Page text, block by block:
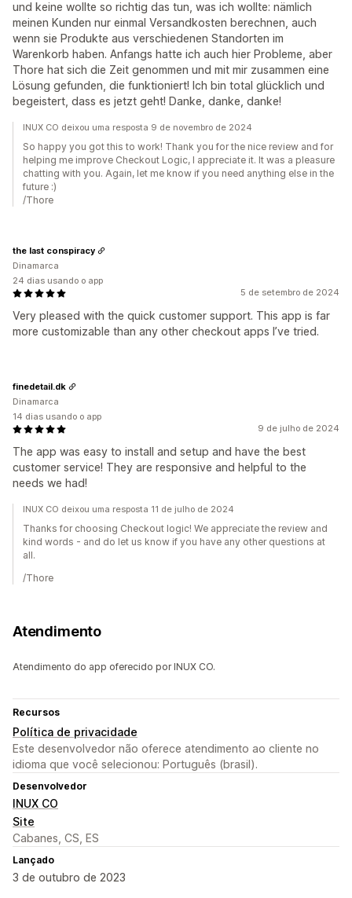
und keine wollte so richtig das tun, was ich wollte: nämlich
meinen Kunden nur einmal Versandkosten berechnen, auch
wenn sie Produkte aus verschiedenen Standorten im
Warenkorb haben. Anfangs hatte ich auch hier Probleme, aber
Thore hat sich die Zeit genommen und mit mir zusammen eine
Lösung gefunden, die funktioniert! Ich bin total glücklich und
begeistert, dass es jetzt geht! Danke, danke, danke!
INUX CO deixou uma resposta 9 de novembro de 2024
So happy you got this to work! Thank you for the nice review and for
helping me improve Checkout Logic, I appreciate it. It was a pleasure
chatting with you. Again, let me know if you need anything else in the
future :)
/Thore
5 de setembro de 2024
Very pleased with the quick customer support. This app is far
more customizable than any other checkout apps I’ve tried.
the last conspiracy
Dinamarca
24 dias usando o app
9 de julho de 2024
The app was easy to install and setup and have the best
customer service! They are responsive and helpful to the
needs we had!
finedetail.dk
Dinamarca
14 dias usando o app
INUX CO deixou uma resposta 11 de julho de 2024
Thanks for choosing Checkout logic! We appreciate the review and
kind words - and do let us know if you have any other questions at
all.
/Thore
Atendimento
Atendimento do app oferecido por INUX CO.
Recursos
Política de privacidade
Este desenvolvedor não oferece atendimento ao cliente no
idioma que você selecionou: Português (brasil).
Desenvolvedor
INUX CO
Site
Cabanes, CS, ES
Lançado
3 de outubro de 2023